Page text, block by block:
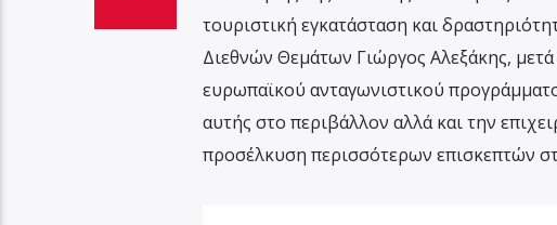
τουριστική εγκατάσταση και
Διεθνών Θεμάτων Γιώργος Αλεξάκης,
ευρωπαϊκού ανταγωνιστικού
αυτής στο περιβάλλον αλλά και την
προσέλκυση περισσότερων επισκεπτών